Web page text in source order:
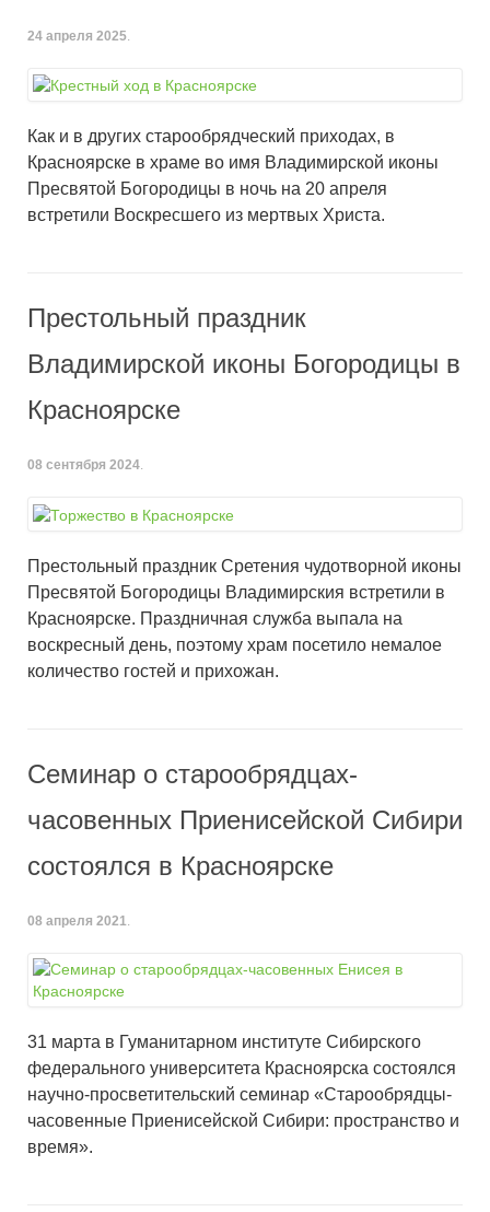
24 апреля 2025.
Как и в других старообрядческий приходах, в
Красноярске в храме во имя Владимирской иконы
Пресвятой Богородицы в ночь на 20 апреля
встретили Воскресшего из мертвых Христа.
Престольный праздник
Владимирской иконы Богородицы в
Красноярске
08 сентября 2024.
Престольный праздник Сретения чудотворной иконы
Пресвятой Богородицы Владимирския встретили в
Красноярске. Праздничная служба выпала на
воскресный день, поэтому храм посетило немалое
количество гостей и прихожан.
Семинар о старообрядцах-
часовенных Приенисейской Сибири
состоялся в Красноярске
08 апреля 2021
31 марта в Гуманитарном институте Сибирского
федерального университета Красноярска состоялся
научно-просветительский семинар «Старообрядцы-
часовенные Приенисейской Сибири: пространство и
время».